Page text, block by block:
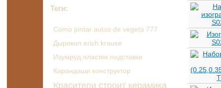
Теги:
Como pintar autos de vegeta 777
Дырокол erich krause
Изумруд пластик подставки
Карандаши конструктор
Красители строит керамика